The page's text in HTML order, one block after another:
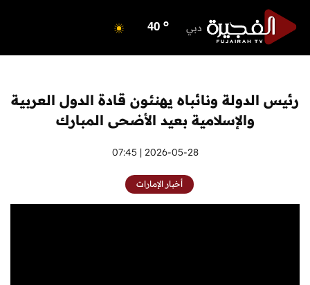
دبي 40 o
عجمان 40 o
أم القيوين o
راس الخيمة 39 o
الفجيرة 34
رئيس الدولة ونائباه يهنئون قادة الدول العربية
والإسلامية بعيد الأضحى المبارك
2026-05-28 | 07:45
أخبار الإمارات